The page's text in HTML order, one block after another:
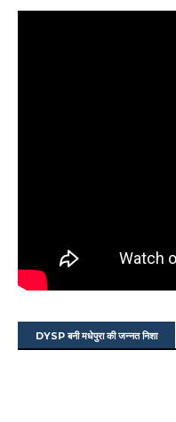
DYSP बनी मधेपुरा की जन्नत निशा